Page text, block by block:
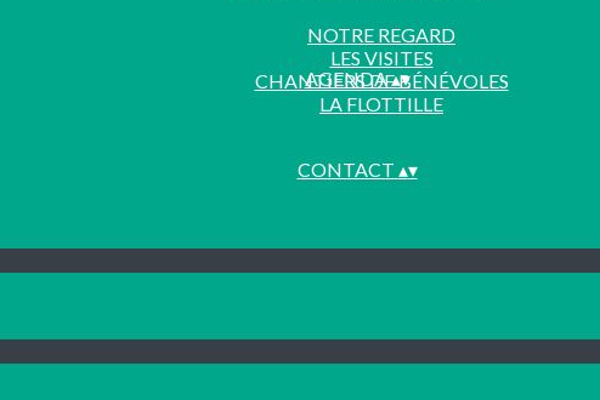
NOTRE REGARD
LES VISITES
CHANTIERS DE BÉNÉVOLES
LA FLOTTILLE
AGENDA▴▾
CONTACT ▴▾